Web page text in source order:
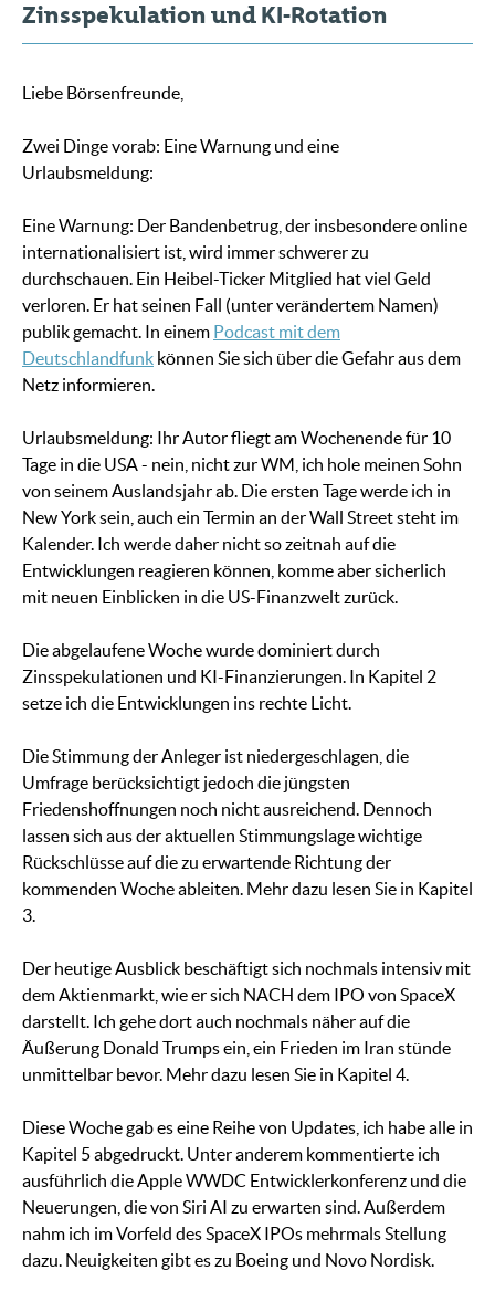
Zinsspekulation und KI-Rotation
Liebe Börsenfreunde,
Zwei Dinge vorab: Eine Warnung und eine
Urlaubsmeldung:
Eine Warnung: Der Bandenbetrug, der insbesondere online
internationalisiert ist, wird immer schwerer zu
durchschauen. Ein Heibel-Ticker Mitglied hat viel Geld
verloren. Er hat seinen Fall (unter verändertem Namen)
publik gemacht. In einem Podcast mit dem
Deutschlandfunk können Sie sich über die Gefahr aus dem
Netz informieren.
Urlaubsmeldung: Ihr Autor fliegt am Wochenende für 10
Tage in die USA - nein, nicht zur WM, ich hole meinen Sohn
von seinem Auslandsjahr ab. Die ersten Tage werde ich in
New York sein, auch ein Termin an der Wall Street steht im
Kalender. Ich werde daher nicht so zeitnah auf die
Entwicklungen reagieren können, komme aber sicherlich
mit neuen Einblicken in die US-Finanzwelt zurück.
Die abgelaufene Woche wurde dominiert durch
Zinsspekulationen und KI-Finanzierungen. In Kapitel 2
setze ich die Entwicklungen ins rechte Licht.
Die Stimmung der Anleger ist niedergeschlagen, die
Umfrage berücksichtigt jedoch die jüngsten
Friedenshoffnungen noch nicht ausreichend. Dennoch
lassen sich aus der aktuellen Stimmungslage wichtige
Rückschlüsse auf die zu erwartende Richtung der
kommenden Woche ableiten. Mehr dazu lesen Sie in Kapitel
3.
Der heutige Ausblick beschäftigt sich nochmals intensiv mit
dem Aktienmarkt, wie er sich NACH dem IPO von SpaceX
darstellt. Ich gehe dort auch nochmals näher auf die
Äußerung Donald Trumps ein, ein Frieden im Iran stünde
unmittelbar bevor. Mehr dazu lesen Sie in Kapitel 4.
Diese Woche gab es eine Reihe von Updates, ich habe alle in
Kapitel 5 abgedruckt. Unter anderem kommentierte ich
ausführlich die Apple WWDC Entwicklerkonferenz und die
Neuerungen, die von Siri AI zu erwarten sind. Außerdem
nahm ich im Vorfeld des SpaceX IPOs mehrmals Stellung
dazu. Neuigkeiten gibt es zu Boeing und Novo Nordisk.